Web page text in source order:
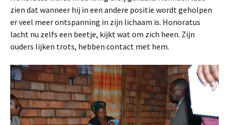
zien dat wanneer hij in een andere positie wordt geholpen
er veel meer ontspanning in zijn lichaam is. Honoratus
lacht nu zelfs een beetje, kijkt wat om zich heen. Zijn
ouders lijken trots, hebben contact met hem.